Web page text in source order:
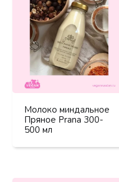
Молоко миндальное
Пряное Prana 300-
500 мл